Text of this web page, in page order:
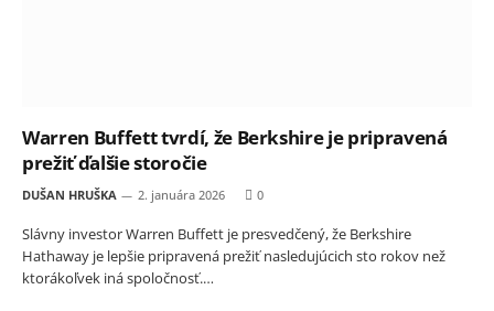
Warren Buffett tvrdí, že Berkshire je pripravená
prežiť ďalšie storočie
DUŠAN HRUŠKA 2. januára 2026 0
Slávny investor Warren Buffett je presvedčený, že Berkshire
Hathaway je lepšie pripravená prežiť nasledujúcich sto rokov než
ktorákoľvek iná spoločnosť.…